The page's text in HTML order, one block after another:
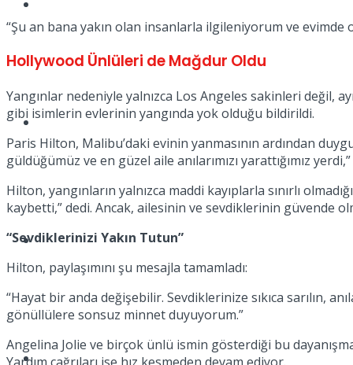
Sinema
Tatil
Spor
“Şu an bana yakın olan insanlarla ilgileniyorum ve evimde
Hollywood Ünlüleri de Mağdur Oldu
Yangınlar nedeniyle yalnızca Los Angeles sakinleri
gibi isimlerin evlerinin yangında yok olduğu bildirildi.
Paris Hilton, Malibu’daki evinin yanmasının ardından
güldüğümüz ve en güzel aile anılarımızı yarattığımız
Hilton, yangınların yalnızca maddi kayıplarla sınırlı
kaybetti,” dedi. Ancak, ailesinin ve sevdiklerinin güvende
“Sevdiklerinizi Yakın Tutun”
Hilton, paylaşımını şu mesajla tamamladı:
“Hayat bir anda değişebilir. Sevdiklerinize sıkıca sarılın,
gönüllülere sonsuz minnet duyuyorum.”
Angelina Jolie ve birçok ünlü ismin gösterdiği bu